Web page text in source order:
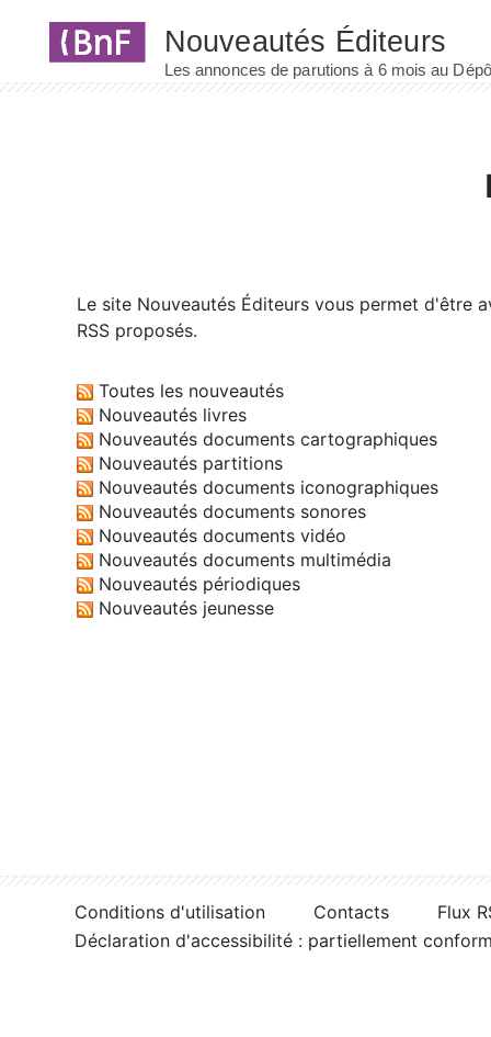
Le site Nouveautés Éditeurs vous permet d'être
RSS proposés.
Toutes les nouveautés
Nouveautés livres
Nouveautés documents cartographiques
Nouveautés partitions
Nouveautés documents iconographiques
Nouveautés documents sonores
Nouveautés documents vidéo
Nouveautés documents multimédia
Nouveautés périodiques
Nouveautés jeunesse
Conditions d'utilisation Contacts
Flux
Déclaration d'accessibilité : partiellement